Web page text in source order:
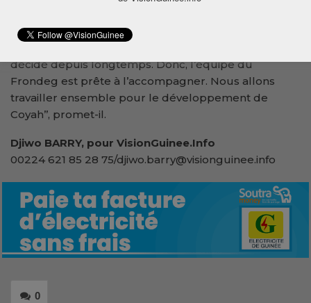
Quelle que soit la personne qui vient diriger la
décidé depuis longtemps. Donc, l’équipe du
Frondeg est prête à l’accompagner. Nous allons
travailler ensemble pour le développement de
Coyah’’, promet-il.
Djiwo BARRY, pour VisionGuinee.Info
00224 621 85 28 75/djiwo.barry@visionguinee.info
0